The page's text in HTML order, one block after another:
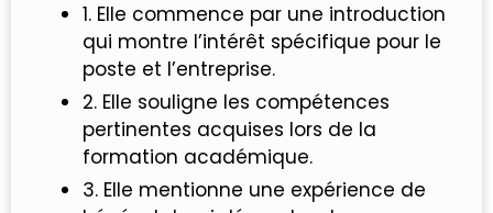
1. Elle commence par une introduction
qui montre l’intérêt spécifique pour le
poste et l’entreprise.
2. Elle souligne les compétences
pertinentes acquises lors de la
formation académique.
3. Elle mentionne une expérience de